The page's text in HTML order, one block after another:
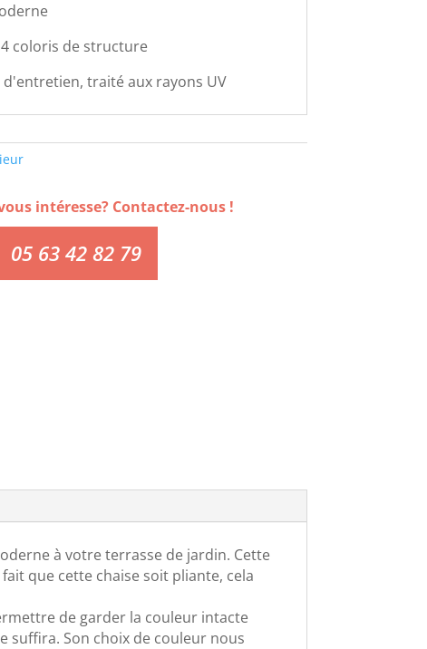
4 coloris de structure
d'entretien, traité aux rayons UV
intéresse? Contactez-nous !
05 63 42 82 79
à votre terrasse de jardin. Cette
que cette chaise soit pliante, cela
de garder la couleur intacte
suffira. Son choix de couleur nous